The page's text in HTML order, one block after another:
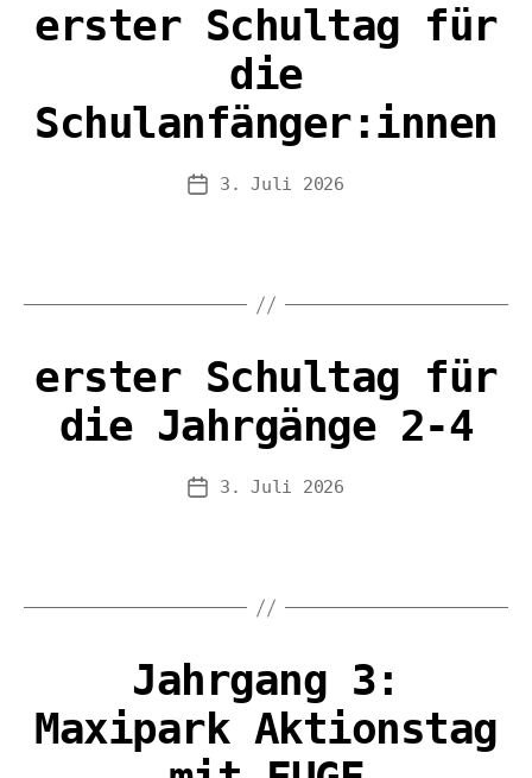
erster Schultag für
die
Schulanfänger:innen
Veröffentlichungsdatum
3. Juli 2026
erster Schultag für
die Jahrgänge 2-4
Veröffentlichungsdatum
3. Juli 2026
Jahrgang 3:
Maxipark Aktionstag